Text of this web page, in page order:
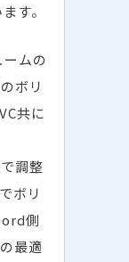
す。
ムの
ボリ
共に
調整
ボリ
側
最適